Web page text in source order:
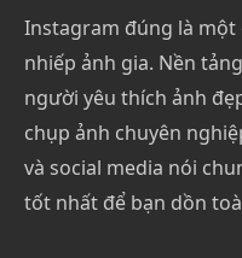
Instagram đúng là một
nhiếp ảnh gia. Nền
người yêu thích ảnh
chụp ảnh chuyên
và social media nói
tốt nhất để bạn dồn